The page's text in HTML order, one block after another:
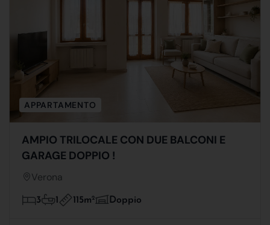
APPARTAMENTO
AMPIO TRILOCALE CON DUE BALCONI E
GARAGE DOPPIO !
Verona
3 1 115m2 Doppio